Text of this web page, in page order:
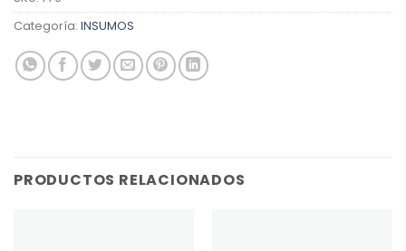
Categoría: INSUMOS
PRODUCTOS RELACIONADOS